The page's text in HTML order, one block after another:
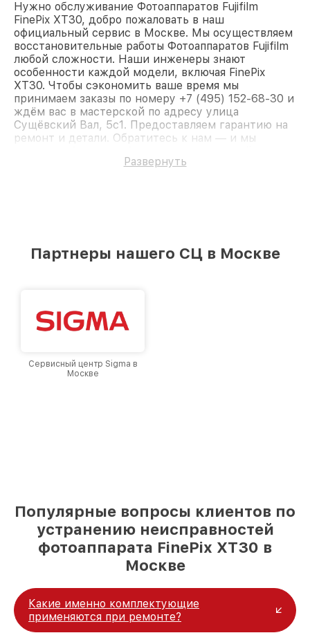
Нужно обслуживание Фотоаппаратов Fujifilm
FinePix XT30, добро пожаловать в наш
официальный сервис в Москве. Мы осуществляем
восстановительные работы Фотоаппаратов Fujifilm
любой сложности. Наши инженеры знают
особенности каждой модели, включая FinePix
XT30. Чтобы сэкономить ваше время мы
принимаем заказы по номеру +7 (495) 152-68-30 и
ждём вас в мастерской по адресу улица
Сущёвский Вал, 5с1. Предоставляем гарантию на
ремонт и детали. Обратитесь к нам — и мы
Развернуть
Партнеры нашего СЦ в Москве
Сервисный центр Sigma в
Москве
Популярные вопросы клиентов по
устранению неисправностей
фотоаппарата FinePix XT30 в
Москве
Какие именно комплектующие
применяются при ремонте?